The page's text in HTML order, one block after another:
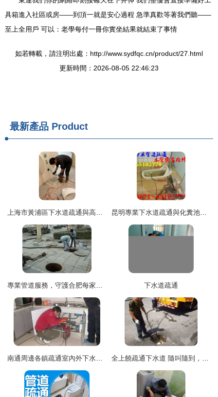
具箱進入社區或房——到頂一就是安心過程 急準真歡等著我們聽——
至上全用戶 可以：老學每付一冊你實坐結果就結束了事情
如若轉載，請注明出處：http://www.sydfqc.cn/product/27.html
更新時間：2026-08-05 22:46:23
最新產品 Product
下水道疏通